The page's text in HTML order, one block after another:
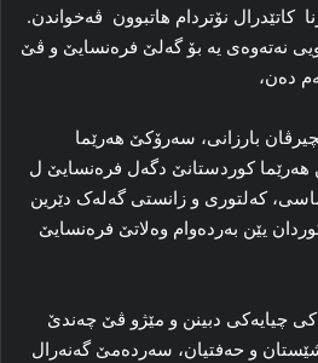
کاتێدرال نۆتردام هاتبوون ڤەخواندن.
نەتەوەی یە بۆ گەلێ فرەنسایێ و ڤێ
دەن،
بارزانى، سه‌رۆكێ هه‌رێما
هەرێما کوردستانێ دگەل فرەنسایێ ل
کەلتوری و زانستی گەلەک دێرین
یێن بەردەوام وەلاتێ فرەنسایێ
چیایەکی دبینن و مێژو ڤێ چەندێ
و حەفتیان، سەردەمێ گەنەرال